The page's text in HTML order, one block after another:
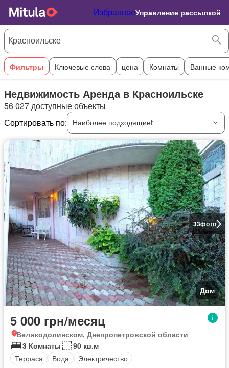
ИзбранноеУправление рассылкой
Фильтры Ключевые слова цена Комнаты Ванные
Недвижимость Аренда в Красноильске
56 027 доступные объекты
Сортировать по:
Наиболее подходящиеt
33фото
Дом
5 000 грн/месяц
Великодолинском, Днепропетровской области
3 Комнаты
90 кв.м
Терраса
Вода Электричество